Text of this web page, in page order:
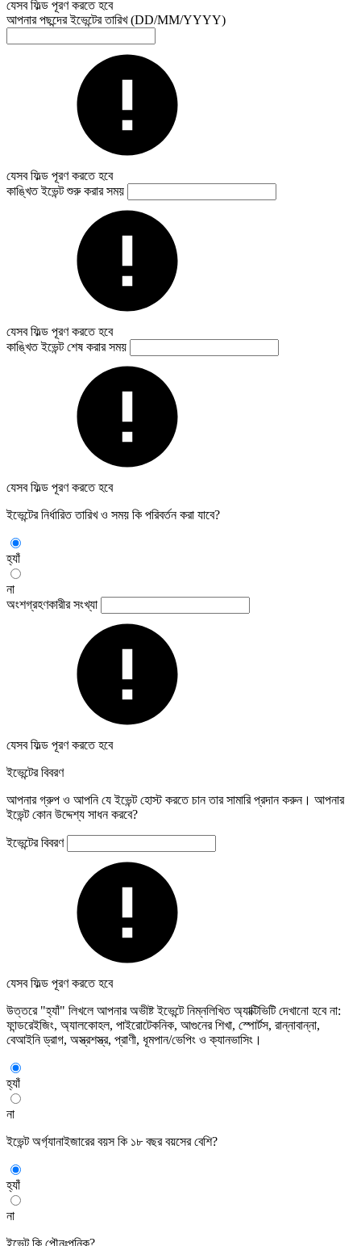
যেসব ফিল্ড পূরণ করতে হবে
আপনার পছন্দের ইভেন্টের তারিখ (DD/MM/YYYY)
যেসব ফিল্ড পূরণ করতে হবে
কাঙ্খিত ইভেন্ট শুরু করার সময়
যেসব ফিল্ড পূরণ করতে হবে
কাঙ্খিত ইভেন্ট শেষ করার সময়
যেসব ফিল্ড পূরণ করতে হবে
ইভেন্টের নির্ধারিত তারিখ ও সময় কি পরিবর্তন করা যাবে?
হ্যাঁ
না
অংশগ্রহণকারীর সংখ্যা
যেসব ফিল্ড পূরণ করতে হবে
ইভেন্টের বিবরণ
আপনার গ্রুপ ও আপনি যে ইভেন্ট হোস্ট করতে চান তার সামারি প্রদান করুন। আপনার
ইভেন্ট কোন উদ্দেশ্য সাধন করবে?
ইভেন্টের বিবরণ
যেসব ফিল্ড পূরণ করতে হবে
উত্তরে "হ্যাঁ" লিখলে আপনার অভীষ্ট ইভেন্টে নিম্নলিখিত অ্যাক্টিভিটি দেখানো হবে না:
ফান্ডরেইজিং, অ্যালকোহল, পাইরোটেকনিক, আগুনের শিখা, স্পোর্টস, রান্নাবান্না,
বেআইনি ড্রাগ, অস্ত্রশস্ত্র, প্রাণী, ধূমপান/ভেপিং ও ক্যানভাসিং।
হ্যাঁ
না
ইভেন্ট অর্গ্যানাইজারের বয়স কি ১৮ বছর বয়সের বেশি?
হ্যাঁ
না
ইভেন্ট কি পৌনঃপুনিক?